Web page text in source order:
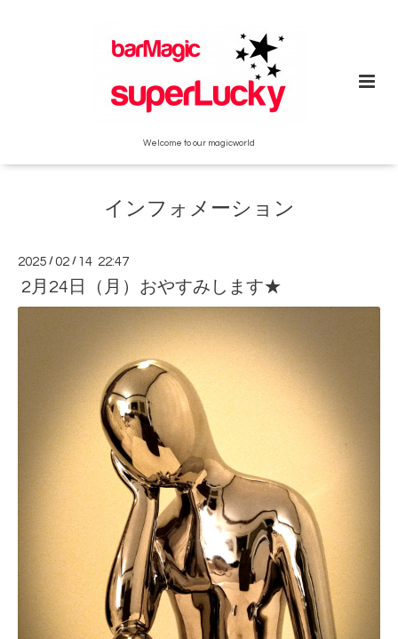
Welcome to our magicworld
インフォメーション
2025 /02 / 14 22:47
2月24日（月）おやすみします★